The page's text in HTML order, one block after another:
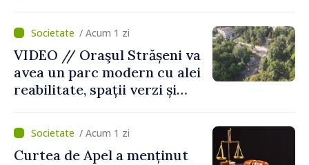
/ Acum 1 zi
VIDEO // Oraşul Strășeni va
avea un parc modern cu alei
reabilitate, spații verzi și
/ Acum 1 zi
Curtea de Apel a menținut